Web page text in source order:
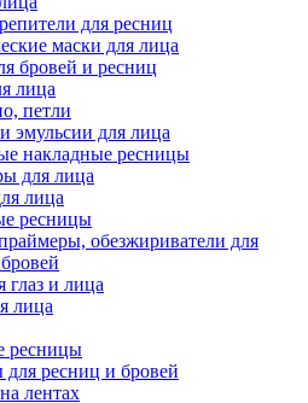
для ресниц
маски для лица
бровей и ресниц
лица
петли
эмульсии для лица
накладные ресницы
для лица
лица
ресницы
обезжириватели для
глаз и лица
лица
ресницы
для ресниц и бровей
лентах